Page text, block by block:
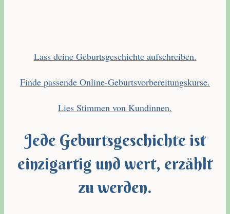
Lass deine Geburtsgeschichte aufschreiben.
Finde passende Online-Geburtsvorbereitungskurse.
Lies Stimmen von Kundinnen.
Jede Geburtsgeschichte ist
einzigartig und wert, erzählt
zu werden.